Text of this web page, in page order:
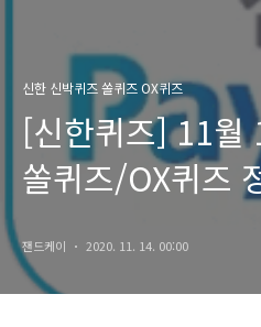
신한 신박퀴즈 쏠퀴즈 OX퀴즈
[신한퀴즈] 11월
쏠퀴즈/OX퀴즈
잰드케이 2020. 11. 14. 00:00